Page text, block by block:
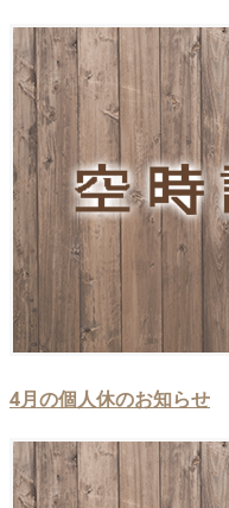
4月の個人休のお知らせ